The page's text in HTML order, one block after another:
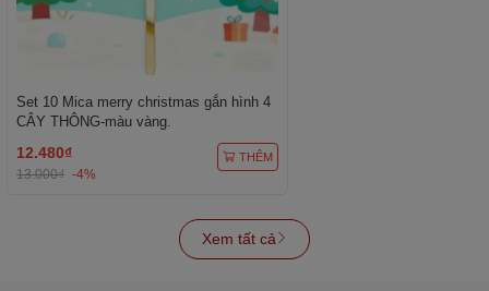
Set 10 Mica merry christmas gắn hình 4
CÂY THÔNG-màu vàng.
12.480₫
13.000₫ -4%
THÊM
Xem tất cả